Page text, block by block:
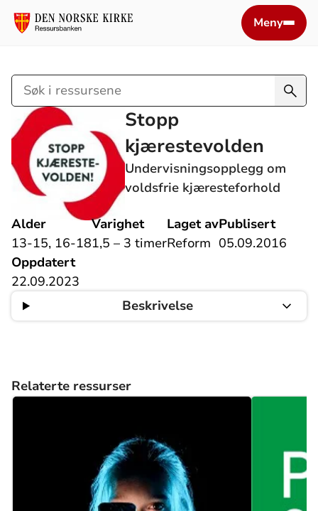
Meny
Søk
i
ressursene
Stopp
kjærestevolden
Undervisningsopplegg om
voldsfrie kjæresteforhold
Alder
13-15, 16-18
Varighet
1,5 – 3 timer
Laget av
Reform
Publisert
05.09.2016
Oppdatert
22.09.2023
Beskrivelse
Relaterte ressurser